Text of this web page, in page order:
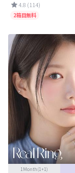
4.8 (114)
2箱目無料
1Month(1+1)